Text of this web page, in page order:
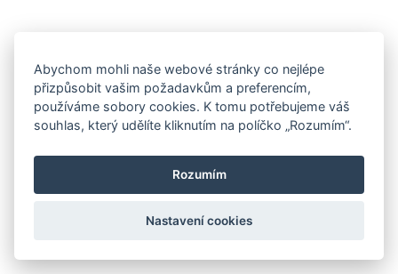
Abychom mohli naše webové stránky co nejlépe
přizpůsobit vašim požadavkům a preferencím,
používáme sobory cookies. K tomu potřebujeme váš
souhlas, který udělíte kliknutím na políčko „Rozumím“.
Rozumím
Nastavení cookies
Pilové kotouče Vrtáky